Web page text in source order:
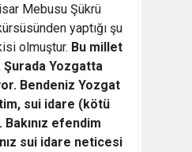
Mebusu Şükrü
yaptığı şu
olmuştur. Bu millet
Yozgatta
Bendeniz Yozgat
sui idare (kötü
efendim
sui idare neticesi